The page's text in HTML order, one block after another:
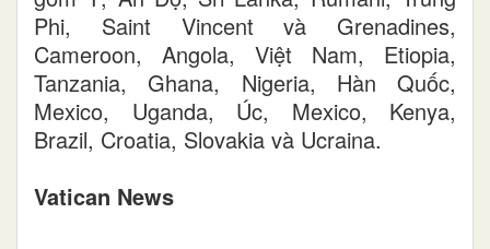
Phi, Saint Vincent và Grenadines,
Cameroon, Angola, Việt Nam, Etiopia,
Tanzania, Ghana, Nigeria, Hàn Quốc,
Mexico, Uganda, Úc, Mexico, Kenya,
Brazil, Croatia, Slovakia và Ucraina.
Vatican News